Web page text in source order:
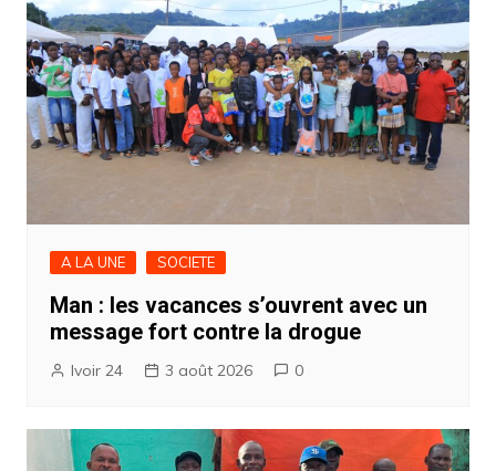
A LA UNE SOCIETE
Man : les vacances s’ouvrent avec un
message fort contre la drogue
Ivoir 24 3 août 2026 0